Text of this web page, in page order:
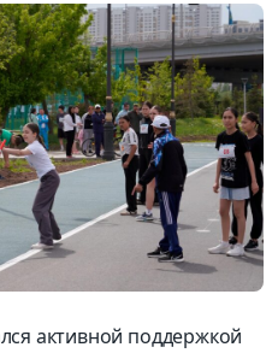
активной поддержкой